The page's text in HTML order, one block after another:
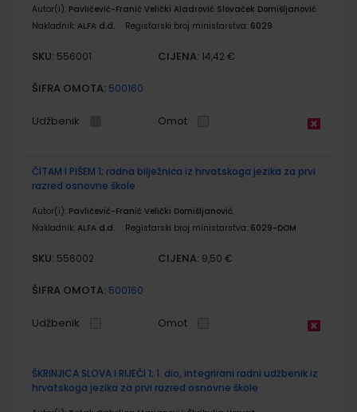
Autor(i): Pavličević-Franić Velički Aladrović Slovaček Domišljanović
Nakladnik: ALFA d.d. Registarski broj ministarstva: 6029
SKU: 556001 CIJENA: 14,42 €
ŠIFRA OMOTA: 500160
Udžbenik Omot
ČITAM I PIŠEM 1; radna bilježnica iz hrvatskoga jezika za prvi
razred osnovne škole
Autor(i): Pavličević-Franić Velički Domišljanović
Nakladnik: ALFA d.d. Registarski broj ministarstva: 6029-DOM
SKU: 556002 CIJENA: 9,50 €
ŠIFRA OMOTA: 500160
Udžbenik Omot
ŠKRINJICA SLOVA I RIJEČI 1; 1. dio, integrirani radni udžbenik iz
hrvatskoga jezika za prvi razred osnovne škole